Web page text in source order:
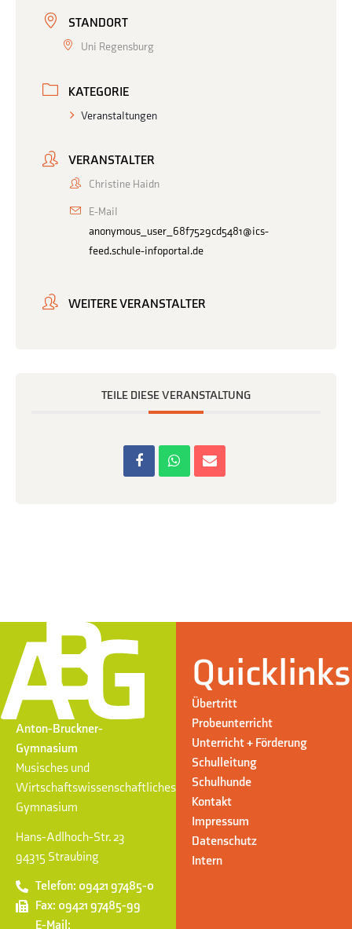
STANDORT
Uni Regensburg
KATEGORIE
Veranstaltungen
VERANSTALTER
Christine Haidn
E-Mail
anonymous_user_68f7529cd5481@ics-
feed.schule-infoportal.de
WEITERE VERANSTALTER
TEILE DIESE VERANSTALTUNG
Anton-Bruckner-
Gymnasium
Musisches und
Wirtschaftswissenschaftliches
Gymnasium
Hans-Adlhoch-Str. 23
94315 Straubing
Telefon: 09421 97485-0
Fax: 09421 97485-99
E-Mail:
Quicklinks
Übertritt
Probeunterricht
Unterricht + Förderung
Schulleitung
Schulhunde
Kontakt
Impressum
Datenschutz
Intern